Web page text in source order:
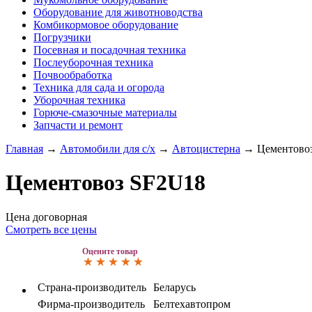
Оборудование для животноводства
Комбикормовое оборудование
Погрузчики
Посевная и посадочная техника
Послеуборочная техника
Почвообработка
Техника для сада и огорода
Уборочная техника
Горюче-смазочные материалы
Запчасти и ремонт
Главная → Автомобили для с/х → Автоцистерна →
Цементовоз SF2U18
Цена договорная
Смотреть все цены
Оцените товар
Страна-производитель Беларусь
Фирма-производитель
Белтехавтопром